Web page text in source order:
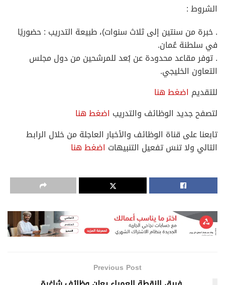
الشروط :
. خبرة من سنتين إلى ثلاث سنوات)، طبيعة التدريب : حضوريًا
في سلطنة عُمان.
. توفر مقاعد محدودة عن بُعد للمرشحين من دول مجلس
التعاون الخليجي.
للتقديم اضغط هنا
لتصفح جديد الوظائف والتدريب اضغط هنا
تابعنا على قناة الوظائف والأخبار العاجلة من خلال الرابط
التالي ولا تنسَ تفعيل التنبيهات اضغط هنا
Previous Post